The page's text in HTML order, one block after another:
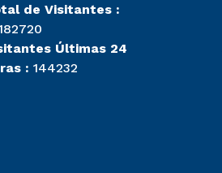
de Visitantes :
Últimas 24
: 144232